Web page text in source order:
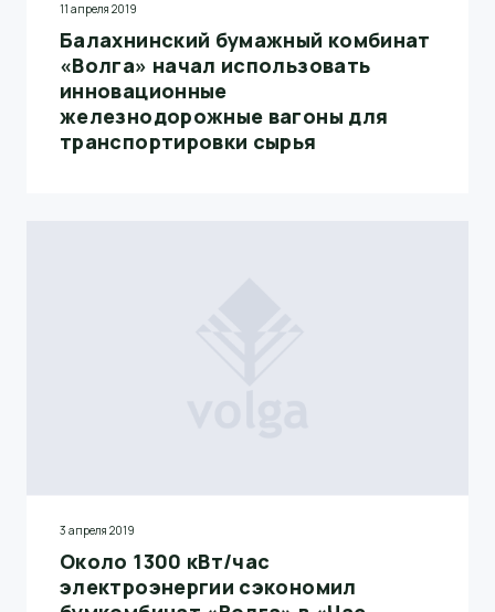
11 апреля 2019
Балахнинский бумажный комбинат
«Волга» начал использовать
инновационные
железнодорожные вагоны для
транспортировки сырья
3 апреля 2019
Около 1300 кВт/час
электроэнергии сэкономил